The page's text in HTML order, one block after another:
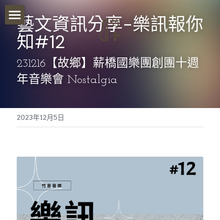
首頁
關於我們
影音分享
竹音小語
竹音小教室
ESG永續發展
聯絡我們
藝文資訊分享-樂訊報你
知#12
231216【故鄉】薪橋國樂團創團十週
年音樂會 Nostalgia
2023年12月5日